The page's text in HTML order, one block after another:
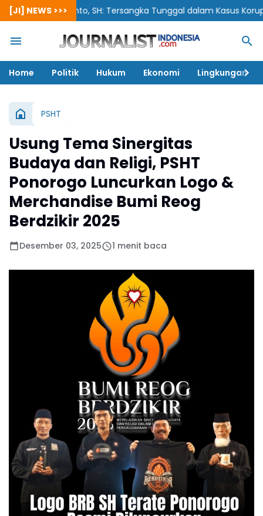
[JI] NEWS >>>
Siswanto, SH: Tersangka Tunggal dalam Kasus Korupsi
Home Politik Hukum Ekonomi Lingkungan
PSHT
Usung Tema Sinergitas
Budaya dan Religi, PSHT
Ponorogo Luncurkan Logo &
Merchandise Bumi Reog
Berdzikir 2025
Desember 03, 2025 1 menit baca